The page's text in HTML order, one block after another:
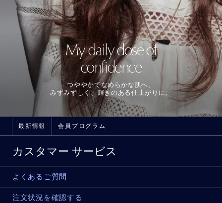
My daily dose of
confidence
つややかでなめらかな肌へ。
みずみずしく、輝きのある仕上がりに。
最新情報 会員プログラム
カスタマー サービス
よくあるご質問
注文状況を確認する